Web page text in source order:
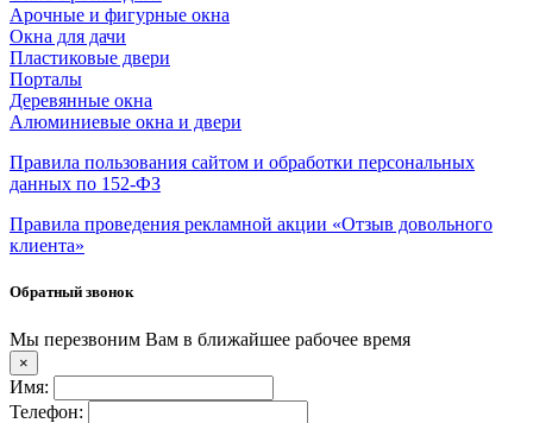
Арочные и фигурные окна
Окна для дачи
Пластиковые двери
Порталы
Деревянные окна
Алюминиевые окна и двери
Правила пользования сайтом и обработки персональных
данных по 152-ФЗ
Правила проведения рекламной акции «Отзыв довольного
клиента»
Обратный звонок
Мы перезвоним Вам в ближайшее рабочее время
×
Имя:
Телефон: